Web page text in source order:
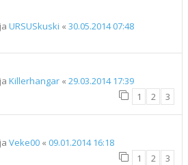
URSUSkuski « 30.05.2014 07:48
Killerhangar « 29.03.2014 17:39
1 2 3
Veke00 « 09.01.2014 16:18
1 2 3